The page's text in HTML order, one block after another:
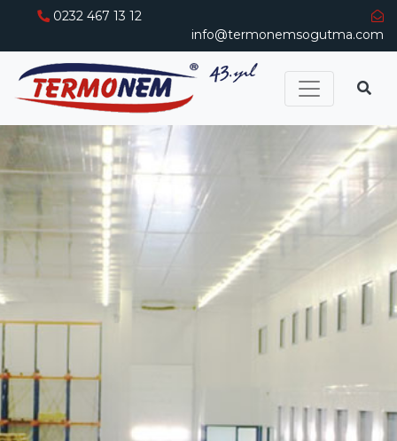
0232 467 13 12
info@termonemsogutma.com